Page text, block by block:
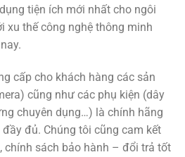
tiện ích mới nhất cho ngôi
xu thế công nghệ thông minh
cấp cho khách hàng các sản
cũng như các phụ kiện (dây
chuyên dụng…) là chính hãng
đủ. Chúng tôi cũng cam kết
chính sách bảo hành – đổi trả tốt